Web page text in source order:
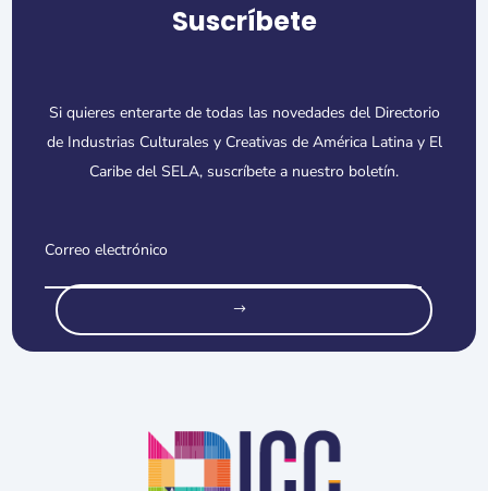
Suscríbete
Si quieres enterarte de todas las novedades del Directorio
de Industrias Culturales y Creativas de América Latina y El
Caribe del SELA, suscríbete a nuestro boletín.